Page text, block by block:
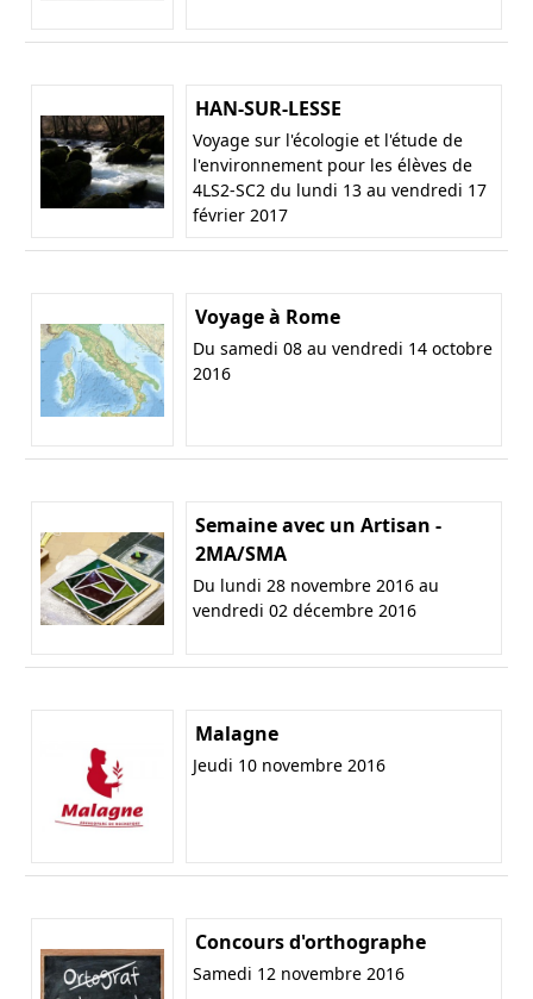
HAN-SUR-LESSE
Voyage sur l'écologie et l'étude de
l'environnement pour les élèves de
4LS2-SC2 du lundi 13 au vendredi 17
février 2017
Voyage à Rome
Du samedi 08 au vendredi 14 octobre
2016
Semaine avec un Artisan -
2MA/SMA
Du lundi 28 novembre 2016 au
vendredi 02 décembre 2016
Malagne
Jeudi 10 novembre 2016
Concours d'orthographe
Samedi 12 novembre 2016